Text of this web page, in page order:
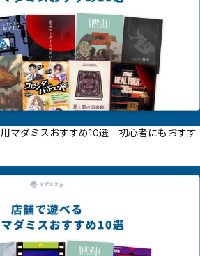
マダミスおすすめ10選｜初心者にもおすす